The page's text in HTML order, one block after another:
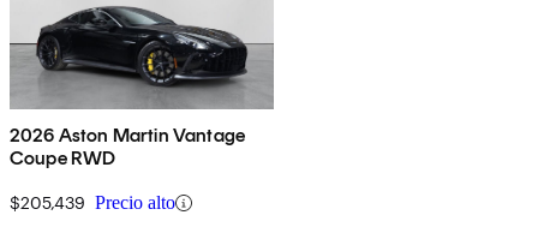
2026 Aston Martin Vantage
Coupe RWD
$205,439 Precio alto